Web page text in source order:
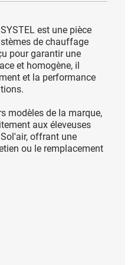
est une pièce
de chauffage
pour garantir une
et homogène, il
et la performance
modèles de la marque,
aux éleveuses
offrant une
ou le remplacement